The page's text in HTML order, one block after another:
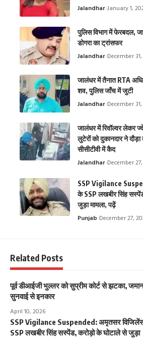
Jalandhar January 1,
पुलिस विभाग में फेरबदल,
डोगरा का ट्रांसफर
Jalandhar December
जालंधर में तैनात RTA
शव, पुलिस जाँच में जुटी
Jalandhar December
जालंधर में रिवॉल्वर लेकर
लुटेरों को दुकानदार ने
सीसीटीवी में कैद
Jalandhar December
SSP Vigilance
के SSP लखबीर सिंह
जुड़ा मामला, पढ़ें
Punjab December 27,
Related Posts
पूर्व डीआईजी भुल्लर को सुप्रीम कोर्ट से झटका,
सुनवाई से इनकार
April 10, 2026
SSP Vigilance Suspended: अमृतसर
SSP लखबीर सिंह सस्पेंड, करोड़ो के घोटाले से जुड़ा